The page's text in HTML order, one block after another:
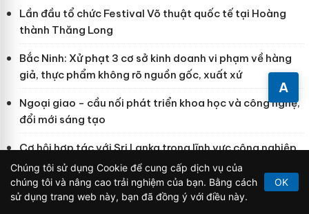
A
Lần đầu tổ chức Festival Võ thuật quốc tế tại Hoàng
thành Thăng Long
Bắc Ninh: Xử phạt 3 cơ sở kinh doanh vi phạm về hàng
giả, thực phẩm không rõ nguồn gốc, xuất xứ
Ngoại giao - cầu nối phát triển khoa học và công nghệ,
đổi mới sáng tạo
Cơ hội hợp tác với Sri Lanka trong lĩnh vực công nghiệp
chế tạo và công nghệ nông nghiệp
Đồn Biên phòng CKQT Mộc Bài, khởi tố vụ án hình sự
Chúng tôi sử dụng Cookie để cung cấp dịch vụ của
chúng tôi và nâng cao trải nghiệm của bạn. Bằng cách
sử dụng trang web này, bạn đã đồng ý với điều này.
OK